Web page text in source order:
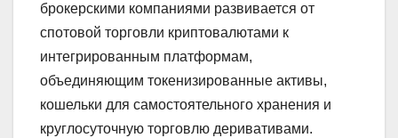
брокерскими компаниями развивается от
спотовой торговли криптовалютами к
интегрированным платформам,
объединяющим токенизированные активы,
кошельки для самостоятельного хранения и
круглосуточную торговлю деривативами.